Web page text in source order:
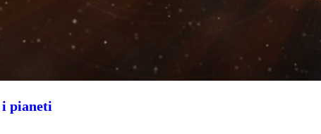
pianeti